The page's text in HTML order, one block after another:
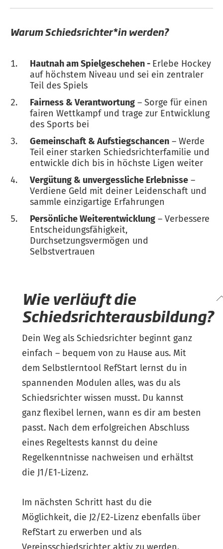
Warum Schiedsrichter*in werden?
Hautnah am Spielgeschehen - Erlebe Hockey
auf höchstem Niveau und sei ein zentraler
Teil des Spiels
Fairness & Verantwortung – Sorge für einen
fairen Wettkampf und trage zur Entwicklung
des Sports bei
Gemeinschaft & Aufstiegschancen – Werde
Teil einer starken Schiedsrichterfamilie und
entwickle dich bis in höchste Ligen weiter
Vergütung & unvergessliche Erlebnisse –
Verdiene Geld mit deiner Leidenschaft und
sammle einzigartige Erfahrungen
Persönliche Weiterentwicklung – Verbessere
Entscheidungsfähigkeit,
Durchsetzungsvermögen und
Selbstvertrauen
Wie verläuft die
Schiedsrichterausbildung?
Dein Weg als Schiedsrichter beginnt ganz
einfach – bequem von zu Hause aus. Mit
dem Selbstlerntool RefStart lernst du in
spannenden Modulen alles, was du als
Schiedsrichter wissen musst. Du kannst
ganz flexibel lernen, wann es dir am besten
passt. Nach dem erfolgreichen Abschluss
eines Regeltests kannst du deine
Regelkenntnisse nachweisen und erhältst
die J1/E1-Lizenz.
Im nächsten Schritt hast du die
Möglichkeit, die J2/E2-Lizenz ebenfalls über
RefStart zu erwerben und als